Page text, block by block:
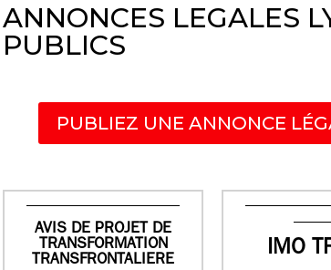
ANNONCES LEGALES
PUBLICS
PUBLIEZ UNE ANNONCE
AVIS DE PROJET DE
TRANSFORMATION
TRANSFRONTALIERE
IMO